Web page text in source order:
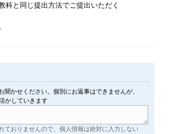
科と同じ提出方法でご提出いただく
聞かせください。個別にお返事はできませんが、
かしていきます
ておりませんので、個人情報は絶対に入力しない